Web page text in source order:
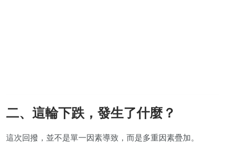
二、這輪下跌，發生了什麼？
這次回撥，並不是單一因素導致，而是多重因素疊加。